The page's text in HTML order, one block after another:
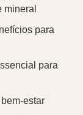
mineral
para
para
estar